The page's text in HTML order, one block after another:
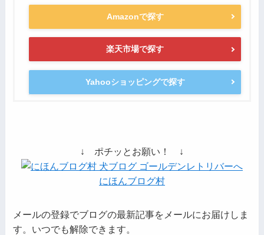
Amazonで探す
楽天市場で探す
Yahooショッピングで探す
↓ ポチッとお願い！ ↓
にほんブログ村
メールの登録でブログの最新記事をメールにお届けしま
す。いつでも解除できます。